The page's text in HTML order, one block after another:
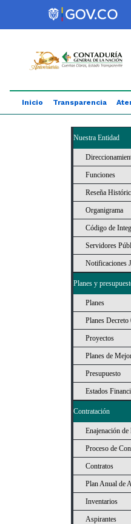
Saltar al contenido principal
Abrir menú de accesibilidad
Inicio Transparencia
Nuestra Entidad
Funciones
Reseña
Organigrama
Código de
Servidores
Notificaciones
Planes y
Planes
Planes
Proyectos
Planes de
Presupuesto
Estados
Contratación
Enajenación de
Proceso de
Contratos
Plan Anual de
Inventarios
Aspirantes